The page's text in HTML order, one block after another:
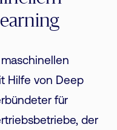
Hilfe von Deep
für
der